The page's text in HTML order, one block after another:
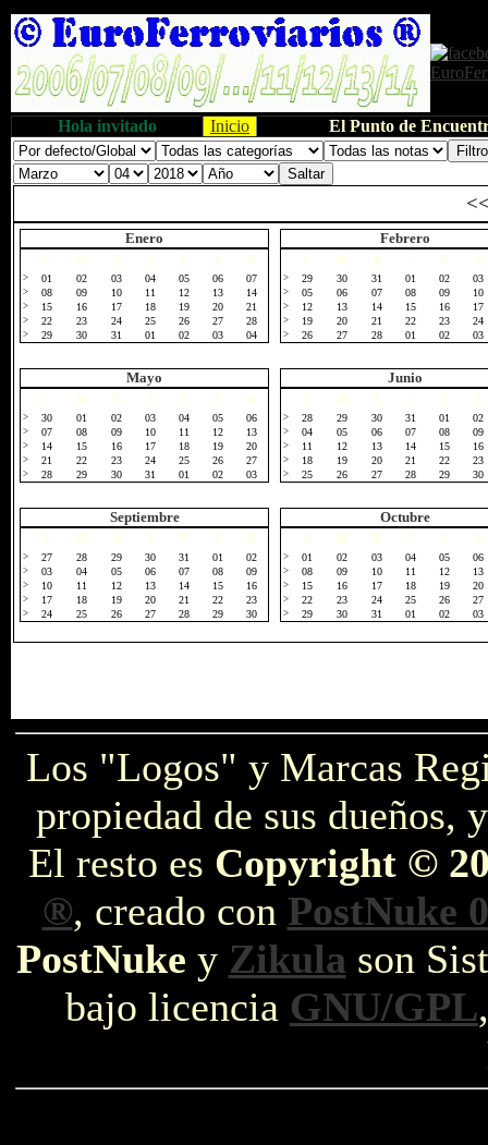
Hola invitado Inicio El Punto de
Enero
M X J V S D
> 01 02 03 04 05 06 07
> 08 09 10 11 12 13 14
> 15 16 17 18 19 20 21
> 22 23 24 25 26 27 28
> 29 30 31 01 02 03 04
Febrero
M X J V S
> 29 30 31 01 02 03
> 05 06 07 08 09 10
> 12 13 14 15 16 17
> 19 20 21 22 23 24
> 26 27 28 01 02 03
Mayo
M X J V S D
> 30 01 02 03 04 05 06
> 07 08 09 10 11 12 13
> 14 15 16 17 18 19 20
> 21 22 23 24 25 26 27
> 28 29 30 31 01 02 03
Junio
M X J V S
> 28 29 30 31 01 02
> 04 05 06 07 08 09
> 11 12 13 14 15 16
> 18 19 20 21 22 23
> 25 26 27 28 29 30
Septiembre
M X J V S D
> 27 28 29 30 31 01 02
> 03 04 05 06 07 08 09
> 10 11 12 13 14 15 16
> 17 18 19 20 21 22 23
> 24 25 26 27 28 29 30
Octubre
M X J V S
> 01 02 03 04 05 06
> 08 09 10 11 12 13
> 15 16 17 18 19 20
> 22 23 24 25 26 27
> 29 30 31 01 02 03
Los "Logos" y Marcas
propiedad de sus dueños,
El resto es Copyright ©
®, creado con PostNuke
PostNuke y Zikula son
bajo licencia GNU/GPL